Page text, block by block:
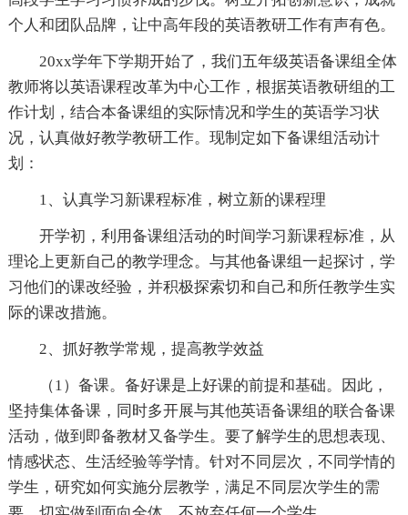
个人和团队品牌，让中高年段的英语教研工作有声有色。
20xx学年下学期开始了，我们五年级英语备课组全体
教师将以英语课程改革为中心工作，根据英语教研组的工
作计划，结合本备课组的实际情况和学生的英语学习状
况，认真做好教学教研工作。现制定如下备课组活动计
划：
1、认真学习新课程标准，树立新的课程理
开学初，利用备课组活动的时间学习新课程标准，从
理论上更新自己的教学理念。与其他备课组一起探讨，学
习他们的课改经验，并积极探索切和自己和所任教学生实
际的课改措施。
2、抓好教学常规，提高教学效益
（1）备课。备好课是上好课的前提和基础。因此，
坚持集体备课，同时多开展与其他英语备课组的联合备课
活动，做到即备教材又备学生。要了解学生的思想表现、
情感状态、生活经验等学情。针对不同层次，不同学情的
学生，研究如何实施分层教学，满足不同层次学生的需